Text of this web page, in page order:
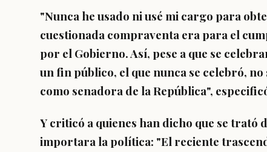
"Nunca he usado ni usé mi cargo para
cuestionada compraventa era para el
por el Gobierno. Así, pese a que se
un fin público, el que nunca se celebró,
como senadora de la República",
Y criticó a quienes han dicho que se trató
importara la política: "El reciente